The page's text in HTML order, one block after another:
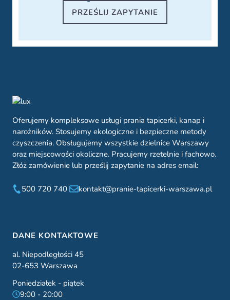
PRZEŚLIJ ZAPYTANIE
Oferujemy kompleksowe usługi prania tapicerki, kanap i
narożników. Stosujemy ekologiczne i bezpieczne metody
czyszczenia. Obsługujemy wszystkie dzielnice Warszawy
oraz miejscowości okoliczne. Pracujemy rzetelnie i fachowo.
Złóż zamówienie lub prześlij zapytanie na adres email:
500 720 740 kontakt@pranie-tapicerki-warszawa.pl
DANE KONTAKTOWE
al. Niepodległości 45
02-653 Warszawa
Poniedziałek - piątek
9:00 - 20:00